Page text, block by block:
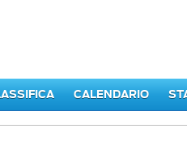
CALENDARIO